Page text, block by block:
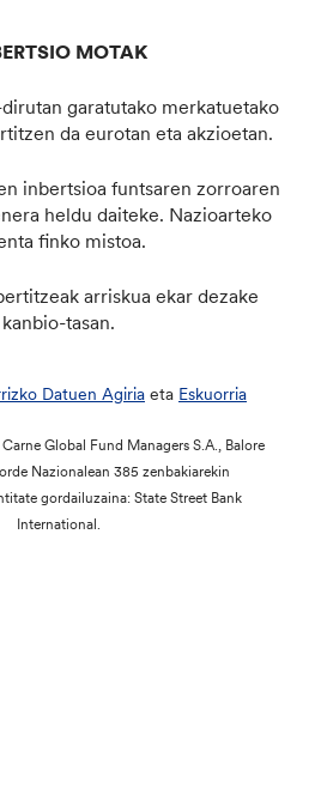
MOTAK
garatutako merkatuetako
da eurotan eta akzioetan.
inbertsioa funtsaren zorroaren
heldu daiteke. Nazioarteko
finko mistoa.
arriskua ekar dezake
kanbio-tasan.
Datuen Agiriaeta Eskuorria
Global Fund Managers S.A., Balore
Nazionalean 385 zenbakiarekin
gordailuzaina: State Street Bank
International.